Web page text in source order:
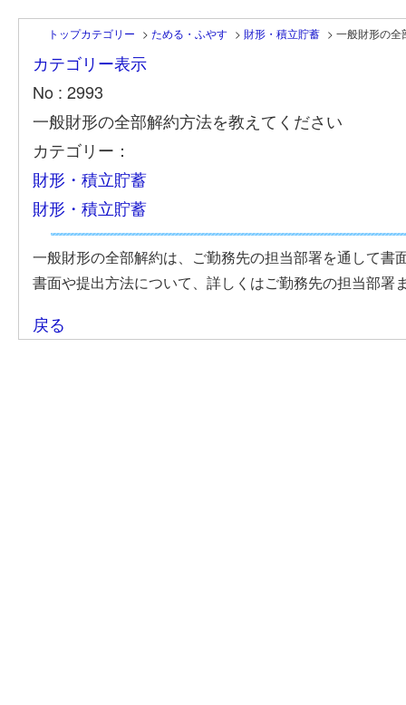
トップカテゴリー > ためる・ふやす > 財形・積立貯蓄 > 一般財形の全
カテゴリー表示
No : 2993
一般財形の全部解約方法を教えてください
カテゴリー：
財形・積立貯蓄
財形・積立貯蓄
一般財形の全部解約は、ご勤務先の担当部署を通して書
書面や提出方法について、詳しくはご勤務先の担当部署
戻る